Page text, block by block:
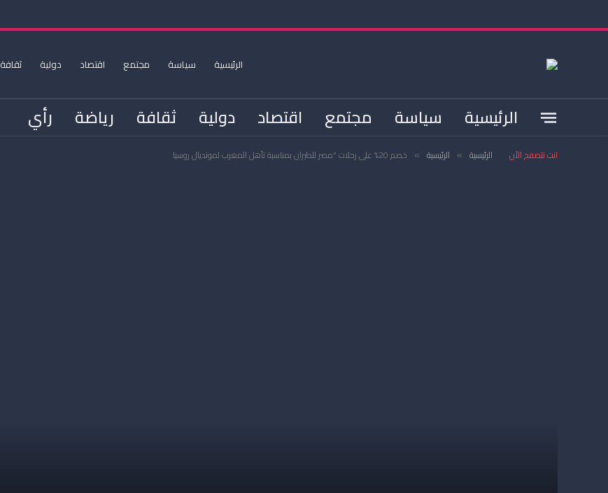
الرئيسية سياسة مجتمع اقتصاد دولية ثقافة
الرئيسية سياسة مجتمع اقتصاد دولية ثقافة رياضة رأي
انت تتصفح الأن الرئيسية » الرئيسية » خصم 20% على رحلات “مصر للطيران بمناسبة تأهل المغرب لمونديال روسيا